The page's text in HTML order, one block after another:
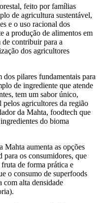
feito por famílias
de agricultura sustentável,
e o uso racional dos
a produção de alimentos em
contribuir para a
dos agricultores
pilares fundamentais para
de ingrediente que atende
tem um sabor único,
agricultores da região
da Mahta, foodtech que
do bioma
aumenta as opções
para os consumidores, que
de forma prática e
o consumo de superfoods
com alta densidade